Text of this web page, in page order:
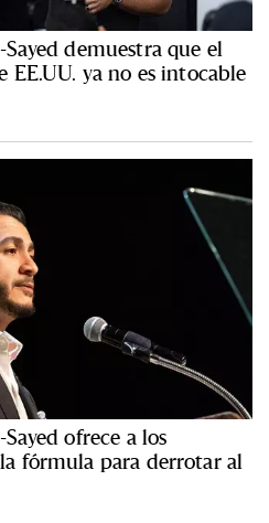
demuestra que el
ya no es intocable
ofrece a los
fórmula para derrotar al